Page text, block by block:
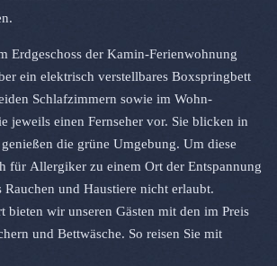
Erdgeschoss der Kamin-Ferienwohnung
ein elektrisch verstellbares Boxspringbett
Schlafzimmern sowie im Wohn-
jeweils einen Fernseher vor. Sie blicken in
die grüne Umgebung. Um diese
für Allergiker zu einem Ort der Entspannung
Rauchen und Haustiere nicht erlaubt.
bieten wir unseren Gästen mit den im Preis
und Bettwäsche. So reisen Sie mit